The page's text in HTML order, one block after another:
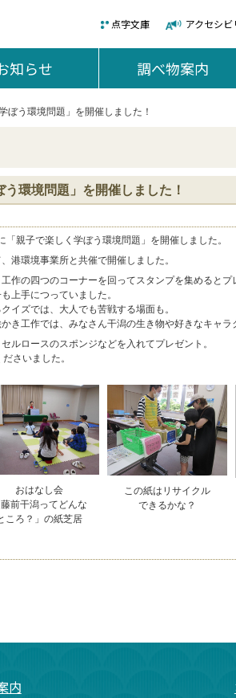
点字文庫 アクセシビ
知らせ 調べ物案内
う環境問題」を開催しました！
環境問題」を開催しました！
親子で楽しく学ぼう環境問題」を開催しました。
港環境事業所と共催で開催しました。
作の四つのコーナーを回ってスタンプを集めるとプ
上手につっていました。
イズでは、大人でも苦戦する場面も。
き工作では、みなさん干潟の生き物や好きなキャラ
ルロースのスポンジなどを入れてプレゼント。
さいました。
おはなし会
藤前干潟ってどんな
ころ？」の紙芝居
この紙はリサイクル
できるかな？
内